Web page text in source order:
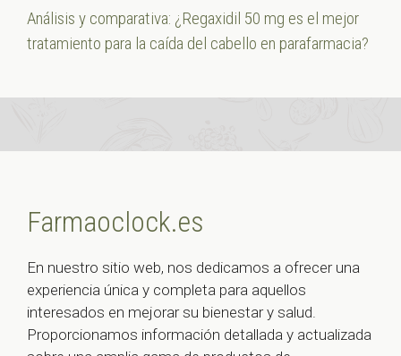
Análisis y comparativa: ¿Regaxidil 50 mg es el mejor
tratamiento para la caída del cabello en parafarmacia?
Farmaoclock.es
En nuestro sitio web, nos dedicamos a ofrecer una
experiencia única y completa para aquellos
interesados en mejorar su bienestar y salud.
Proporcionamos información detallada y actualizada